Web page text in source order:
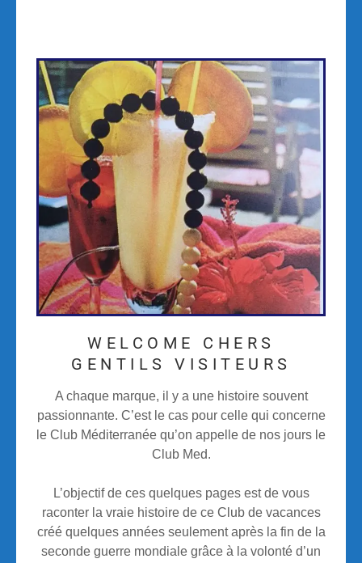
WELCOME CHERS
GENTILS VISITEURS
A chaque marque, il y a une histoire souvent
passionnante. C’est le cas pour celle qui concerne
le Club Méditerranée qu’on appelle de nos jours le
Club Med.
L’objectif de ces quelques pages est de vous
raconter la vraie histoire de ce Club de vacances
créé quelques années seulement après la fin de la
seconde guerre mondiale grâce à la volonté d’un